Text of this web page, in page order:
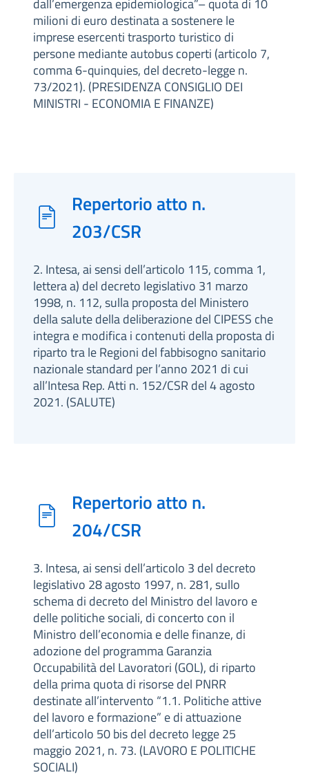
dall’emergenza epidemiologica”– quota di 10
milioni di euro destinata a sostenere le
imprese esercenti trasporto turistico di
persone mediante autobus coperti (articolo 7,
comma 6-quinquies, del decreto-legge n.
73/2021). (PRESIDENZA CONSIGLIO DEI
MINISTRI - ECONOMIA E FINANZE)
Repertorio atto n.
203/CSR
2. Intesa, ai sensi dell’articolo 115, comma 1,
lettera a) del decreto legislativo 31 marzo
1998, n. 112, sulla proposta del Ministero
della salute della deliberazione del CIPESS che
integra e modifica i contenuti della proposta di
riparto tra le Regioni del fabbisogno sanitario
nazionale standard per l’anno 2021 di cui
all’Intesa Rep. Atti n. 152/CSR del 4 agosto
2021. (SALUTE)
Repertorio atto n.
204/CSR
3. Intesa, ai sensi dell’articolo 3 del decreto
legislativo 28 agosto 1997, n. 281, sullo
schema di decreto del Ministro del lavoro e
delle politiche sociali, di concerto con il
Ministro dell’economia e delle finanze, di
adozione del programma Garanzia
Occupabilità del Lavoratori (GOL), di riparto
della prima quota di risorse del PNRR
destinate all’intervento “1.1. Politiche attive
del lavoro e formazione” e di attuazione
dell’articolo 50 bis del decreto legge 25
maggio 2021, n. 73. (LAVORO E POLITICHE
SOCIALI)